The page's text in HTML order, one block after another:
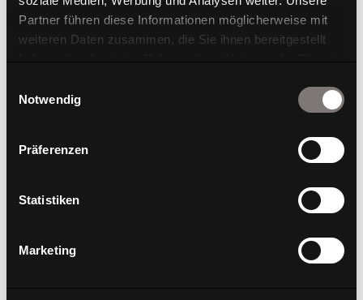
Partner führen diese Informationen möglicherweise mit
weiteren Daten zusammen, die Sie ihnen bereitgestellt
haben oder die sie im Rahmen Ihrer Nutzung der Dienste
Notwendig
Präferenzen
Statistiken
Marketing